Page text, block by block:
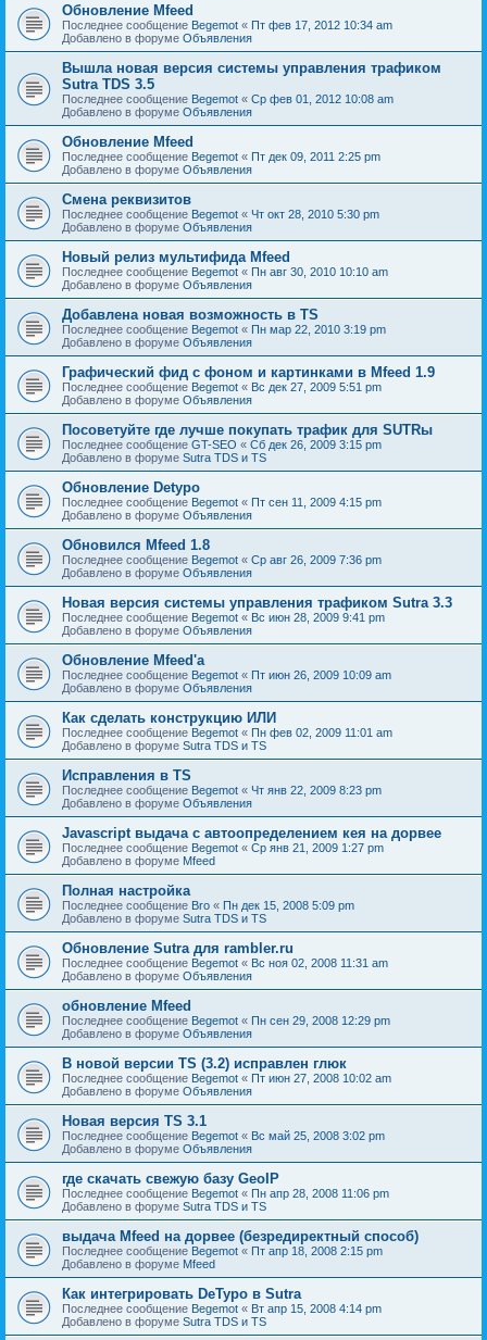
Обновление Mfeed
Последнее сообщение Begemot « Пт фев 17, 2012 10:34 am
Добавлено в форуме Объявления
Вышла новая версия системы управления трафиком
Sutra TDS 3.5
Последнее сообщение Begemot « Ср фев 01, 2012 10:08 am
Добавлено в форуме Объявления
Обновление Mfeed
Последнее сообщение Begemot « Пт дек 09, 2011 2:25 pm
Добавлено в форуме Объявления
Смена реквизитов
Последнее сообщение Begemot « Чт окт 28, 2010 5:30 pm
Добавлено в форуме Объявления
Новый релиз мультифида Mfeed
Последнее сообщение Begemot « Пн авг 30, 2010 10:10 am
Добавлено в форуме Объявления
Добавлена новая возможность в TS
Последнее сообщение Begemot « Пн мар 22, 2010 3:19 pm
Добавлено в форуме Объявления
Графический фид с фоном и картинками в Mfeed 1.9
Последнее сообщение Begemot « Вс дек 27, 2009 5:51 pm
Добавлено в форуме Объявления
Посоветуйте где лучше покупать трафик для SUTRы
Последнее сообщение GT-SEO « Сб дек 26, 2009 3:15 pm
Добавлено в форуме Sutra TDS и TS
Обновление Detypo
Последнее сообщение Begemot « Пт сен 11, 2009 4:15 pm
Добавлено в форуме Объявления
Обновился Mfeed 1.8
Последнее сообщение Begemot « Ср авг 26, 2009 7:36 pm
Добавлено в форуме Объявления
Новая версия системы управления трафиком Sutra 3.3
Последнее сообщение Begemot « Вс июн 28, 2009 9:41 pm
Добавлено в форуме Объявления
Обновление Mfeed'а
Последнее сообщение Begemot « Пт июн 26, 2009 10:09 am
Добавлено в форуме Объявления
Как сделать конструкцию ИЛИ
Последнее сообщение Begemot « Пн фев 02, 2009 11:01 am
Добавлено в форуме Sutra TDS и TS
Исправления в TS
Последнее сообщение Begemot « Чт янв 22, 2009 8:23 pm
Добавлено в форуме Объявления
Javascript выдача с автоопределением кея на дорвее
Последнее сообщение Begemot « Ср янв 21, 2009 1:27 pm
Добавлено в форуме Mfeed
Полная настройка
Последнее сообщение Bro « Пн дек 15, 2008 5:09 pm
Добавлено в форуме Sutra TDS и TS
Обновление Sutra для rambler.ru
Последнее сообщение Begemot « Вс ноя 02, 2008 11:31 am
Добавлено в форуме Объявления
обновление Mfeed
Последнее сообщение Begemot « Пн сен 29, 2008 12:29 pm
Добавлено в форуме Объявления
В новой версии TS (3.2) исправлен глюк
Последнее сообщение Begemot « Пт июн 27, 2008 10:02 am
Добавлено в форуме Объявления
Новая версия TS 3.1
Последнее сообщение Begemot « Вс май 25, 2008 3:02 pm
Добавлено в форуме Объявления
где скачать свежую базу GeoIP
Последнее сообщение Begemot « Пн апр 28, 2008 11:06 pm
Добавлено в форуме Sutra TDS и TS
выдача Mfeed на дорвее (безредиректный способ)
Последнее сообщение Begemot « Пт апр 18, 2008 2:15 pm
Добавлено в форуме Mfeed
Как интегрировать DeTypo в Sutra
Последнее сообщение Begemot « Вт апр 15, 2008 4:14 pm
Добавлено в форуме Sutra TDS и TS